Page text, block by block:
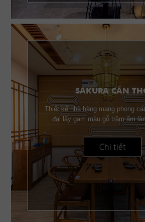
SAKURA CẦN
Thiết kế nhà hàng mang phong
đại lấy gam màu gỗ trầm ấm
Chi tiết